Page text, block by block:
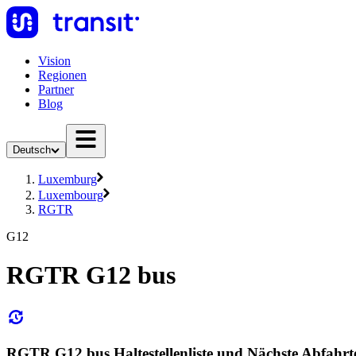
Vision
Regionen
Partner
Blog
Deutsch
Luxemburg
Luxembourg
RGTR
G12
RGTR G12 bus